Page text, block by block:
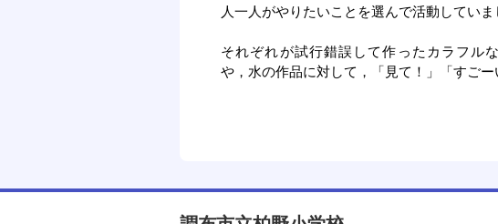
人一人がやりたいことを選んで活動していま
それぞれが試行錯誤して作ったカラフル
や，水の作品に対して，「見て！」「すご